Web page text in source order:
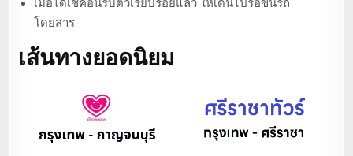
โดยสาร
เส้นทางยอดนิยม